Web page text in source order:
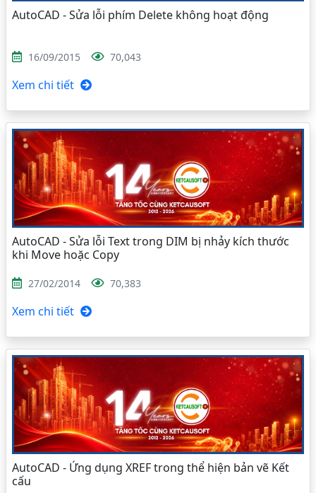
AutoCAD - Sửa lỗi phím Delete không hoạt động
16/09/2015 70,043
Xem chi tiết
AutoCAD - Sửa lỗi Text trong DIM bị nhảy kích thước
khi Move hoặc Copy
27/02/2014 70,383
Xem chi tiết
AutoCAD - Ứng dụng XREF trong thể hiện bản vẽ Kết
cấu